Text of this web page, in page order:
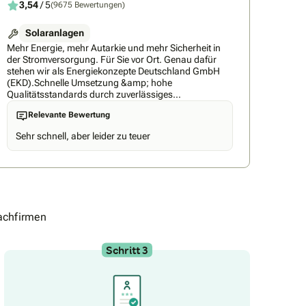
3,54/ 5(9675 Bewertungen)
Solaranlagen
Mehr Energie, mehr Autarkie und mehr Sicherheit in
der Stromversorgung. Für Sie vor Ort. Genau dafür
stehen wir als Energiekonzepte Deutschland GmbH
(EKD).Schnelle Umsetzung &amp; hohe
Qualitätsstandards durch zuverlässiges
PartnernetzwerkAlles aus einer Hand &amp; perfekt
auf Ihre Bedürfnisse abgestimmtBis zu 30 Jahre
setzen wir auf eine der leistungsstärksten, sichersten
und technisch belastbarsten Solartechnologien am
uns.Persönlich vor OrtWir bieten Ihnen bundesweit
fachkundige Beratung an einem unserer zahlreichen
unsere Fachberater:innen kommen auf Wunsch auch
bei Ihnen vorbei. Bedürfnisorientierte Betreuung von
Ort.Unser VersprechenUnsere Solaranlagen und
Stromspeicher sind nicht nur in Sachen Performance,
Relevante Bewertung
Sehr schnell, aber leider zu teuer
Schritt 3